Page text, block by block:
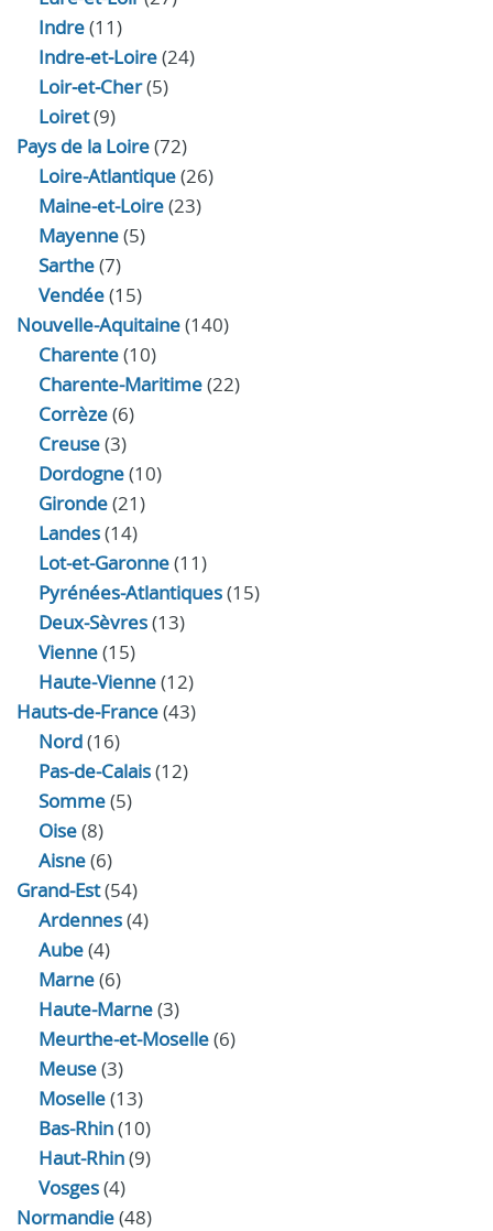
Indre(11)
Indre‑et‑Loire(24)
Loir‑et‑Cher(5)
Loiret(9)
Pays de la Loire(72)
Loire-Atlantique(26)
Maine-et-Loire(23)
Mayenne(5)
Sarthe(7)
Vendée(15)
Nouvelle-Aquitaine(140)
Charente(10)
Charente-Maritime(22)
Corrèze(6)
Creuse(3)
Dordogne(10)
Gironde(21)
Landes(14)
Lot-et-Garonne(11)
Pyrénées-Atlantiques(15)
Deux-Sèvres(13)
Vienne(15)
Haute-Vienne(12)
Hauts-de-France(43)
Nord(16)
Pas-de-Calais(12)
Somme(5)
Oise(8)
Aisne(6)
Grand-Est(54)
Ardennes(4)
Aube(4)
Marne(6)
Haute-Marne(3)
Meurthe-et-Moselle(6)
Meuse(3)
Moselle(13)
Bas-Rhin(10)
Haut-Rhin(9)
Vosges(4)
Normandie(48)